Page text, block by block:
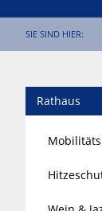
SIE SIND HIER:
Rathaus